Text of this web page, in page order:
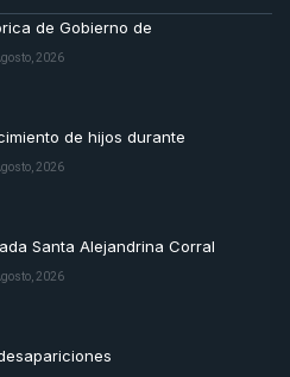
de Gobierno de
2026
de hijos durante
2026
Santa Alejandrina Corral
2026